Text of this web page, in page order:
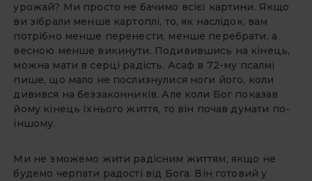
урожай? Ми просто не бачимо всієї картини. Якщо
ви зібрали менше картоплі, то, як наслідок, вам
потрібно менше перенести, менше перебрати, а
весною менше викинути. Подивившись на кінець,
можна мати в серці радість. Асаф в 72-му псалмі
пише, що мало не послизнулися ноги його, коли
дивився на беззаконників. Але коли Бог показав
йому кінець їхнього життя, то він почав думати по-
іншому.
Ми не зможемо жити радісним життям, якщо не
будемо черпати радості від Бога. Він готовий у